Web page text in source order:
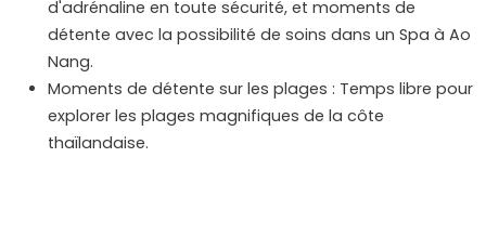
d'adrénaline en toute sécurité, et moments de
détente avec la possibilité de soins dans un Spa à Ao
Nang.
Moments de détente sur les plages : Temps libre pour
explorer les plages magnifiques de la côte
thaïlandaise.